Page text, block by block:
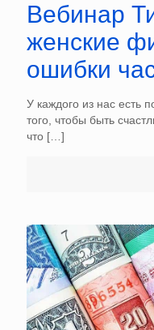
Вебинар
женские
ошибки
У каждого из нас есть
того, чтобы быть
что […]